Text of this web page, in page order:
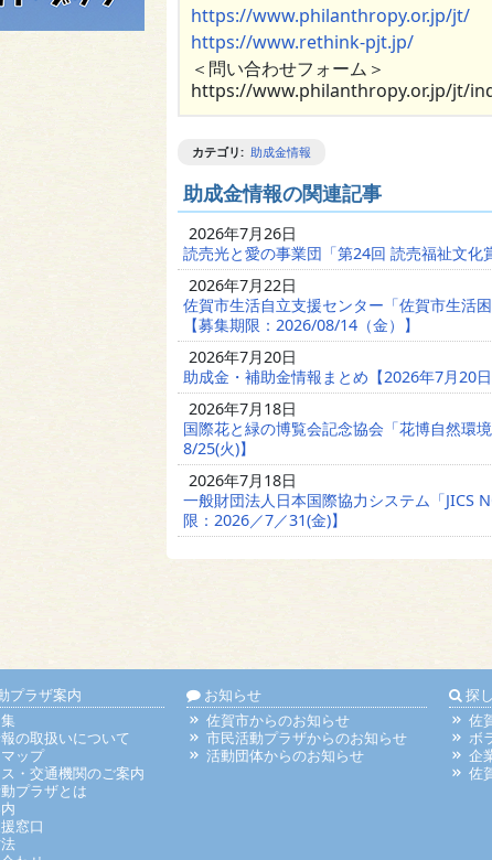
https://www.philanthropy.or.jp/jt/
https://www.rethink-pjt.jp/
＜問い合わせフォーム＞
https://www.philanthropy.or.jp/jt/
カテゴリ: 助成金情報
助成金情報の関連記事
2026年7月26日
読売光と愛の事業団「第24回 読売福祉文化
2026年7月22日
佐賀市生活自立支援センター「佐賀市生活
【募集期限：2026/08/14（金）】
2026年7月20日
助成金・補助金情報まとめ【2026年7月20日
2026年7月18日
国際花と緑の博覧会記念協会「花博自然環
8/25(火)】
2026年7月18日
一般財団法人日本国際協力システム「JICS
限：2026／7／31(金)】
プラザ案内
の取扱いについて
ップ
・交通機関のご案内
プラザとは
窓口
お知らせ
佐賀市からのお知らせ
市民活動プラザからのお知らせ
活動団体からのお知らせ
探
佐
ボ
企
佐